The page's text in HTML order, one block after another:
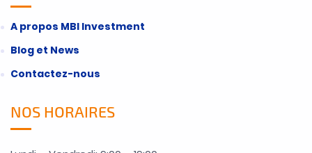
A propos MBI Investment
Blog et News
Contactez-nous
NOS HORAIRES